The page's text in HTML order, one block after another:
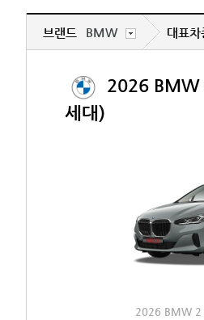
브랜드 BMW 대표차
2026 BMW
세대)
2026 BMW 2